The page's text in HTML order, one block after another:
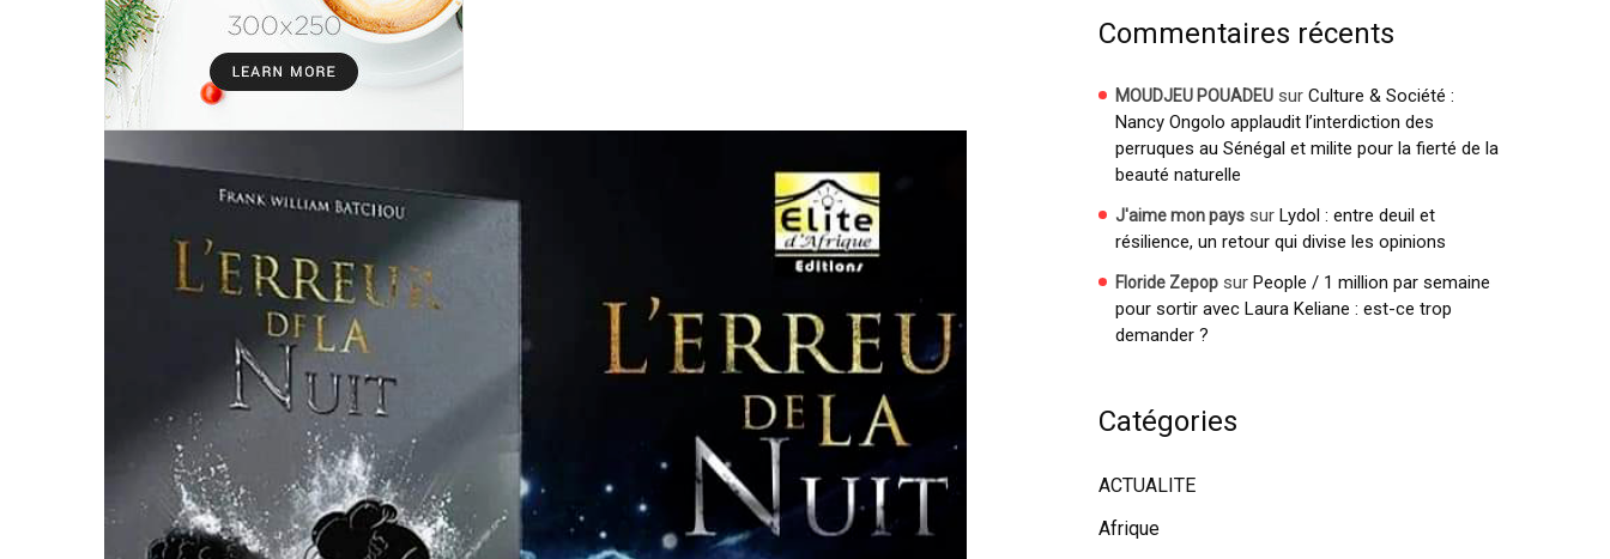
Commentaires récents
MOUDJEU POUADEU sur Culture & Société :
Nancy Ongolo applaudit l’interdiction des
perruques au Sénégal et milite pour la fierté de la
beauté naturelle
J'aime mon pays sur Lydol : entre deuil et
résilience, un retour qui divise les opinions
Floride Zepop sur People / 1 million par semaine
pour sortir avec Laura Keliane : est-ce trop
demander ?
Catégories
ACTUALITE
Afrique